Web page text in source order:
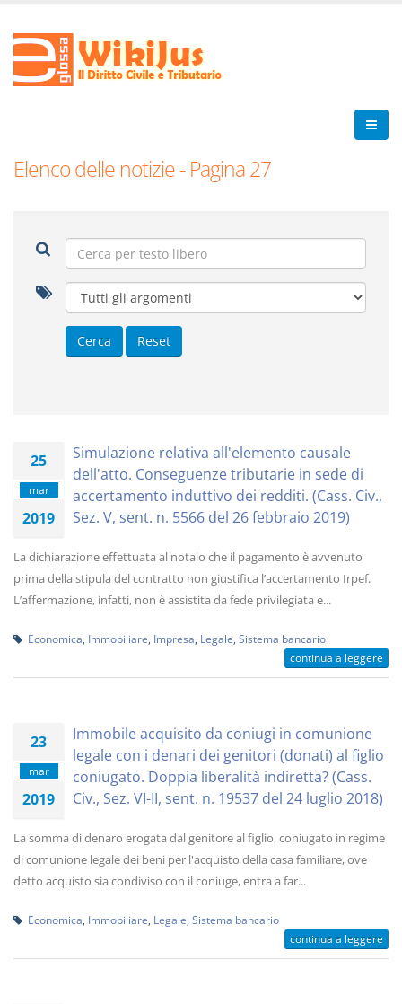
Elenco delle notizie - Pagina 27
25
mar
2019
Simulazione relativa all'elemento causale
dell'atto. Conseguenze tributarie in sede di
accertamento induttivo dei redditi. (Cass. Civ.,
Sez. V, sent. n. 5566 del 26 febbraio 2019)
La dichiarazione effettuata al notaio che il pagamento è avvenuto
prima della stipula del contratto non giustifica l’accertamento Irpef.
L’affermazione, infatti, non è assistita da fede privilegiata e...
Economica Immobiliare Impresa Legale Sistema bancario
continua a leggere
23
mar
2019
Immobile acquisito da coniugi in comunione
legale con i denari dei genitori (donati) al figlio
coniugato. Doppia liberalità indiretta? (Cass.
Civ., Sez. VI-II, sent. n. 19537 del 24 luglio 2018)
La somma di denaro erogata dal genitore al figlio, coniugato in regime
di comunione legale dei beni per l'acquisto della casa familiare, ove
detto acquisto sia condiviso con il coniuge, entra a far...
Economica Immobiliare Legale Sistema bancario
continua a leggere